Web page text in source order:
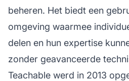
beheren. Het biedt een
omgeving waarmee
delen en hun expertise
zonder geavanceerde
Teachable werd in 2013